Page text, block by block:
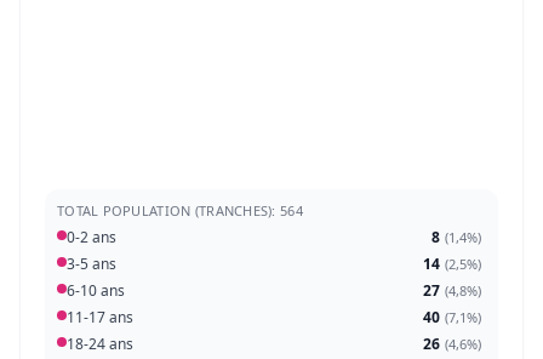
TOTAL POPULATION (TRANCHES): 564
0-2 ans 8 (1,4%)
3-5 ans 14 (2,5%)
6-10 ans 27 (4,8%)
11-17 ans 40 (7,1%)
18-24 ans 26 (4,6%)